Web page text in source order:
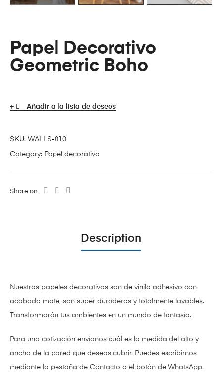
Papel Decorativo
Geometric Boho
Añadir a la lista de deseos
SKU: WALLS-010
Category: Papel decorativo
Share on:
Description
Nuestros papeles decorativos son de vinilo adhesivo con
acabado mate, son super duraderos y totalmente lavables.
Transformarán tus ambientes en un mundo de fantasía.
Para una cotización envíanos cuál es la medida del alto y
ancho de la pared que deseas cubrir. Puedes escribirnos
mediante la pestaña de Contacto o el botón de WhatsApp.